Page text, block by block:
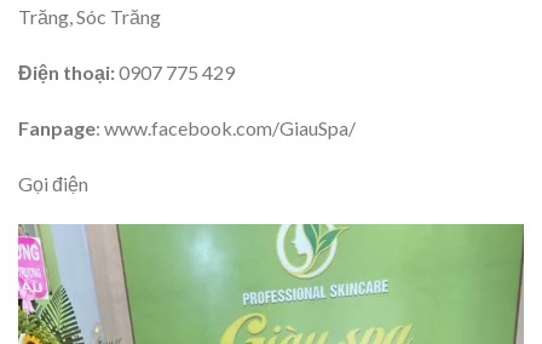
Trăng, Sóc Trăng
Điện thoại:0907 775 429
Fanpage: www.facebook.com/GiauSpa/
Gọi điện